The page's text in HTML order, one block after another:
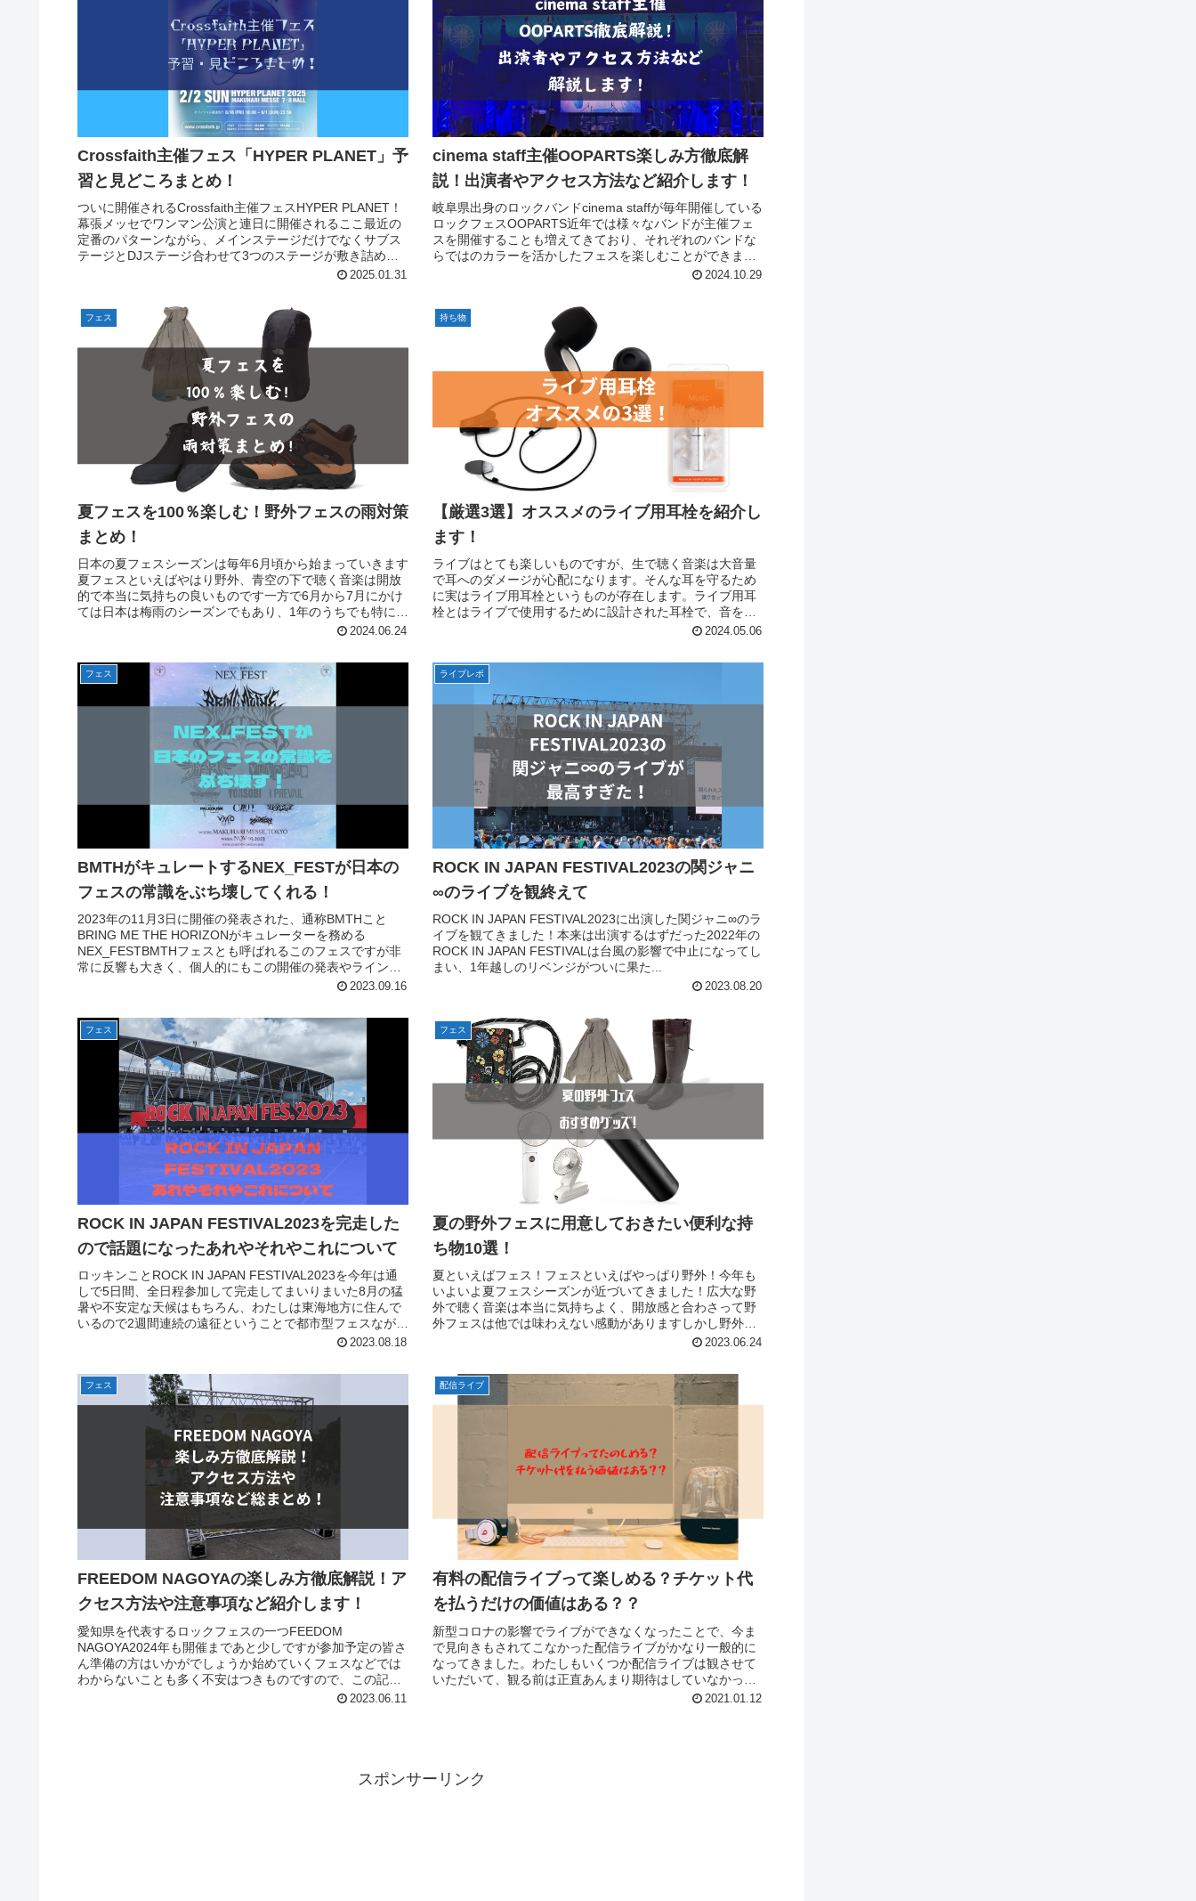
Crossfaith主催フェス「HYPER PLANET」予
習と見どころまとめ！
ついに開催されるCrossfaith主催フェスHYPER PLANET！
幕張メッセでワンマン公演と連日に開催されるここ最近の
定番のパターンながら、メインステージだけでなくサブス
テージとDJステージ合わせて3つのステージが敷き詰めら
2025.01.31
cinema staff主催OOPARTS楽しみ方徹底解
説！出演者やアクセス方法など紹介します！
岐阜県出身のロックバンドcinema staffが毎年開催している
ロックフェスOOPARTS近年では様々なバンドが主催フェ
スを開催することも増えてきており、それぞれのバンドな
らではのカラーを活かしたフェスを楽しむことができます
2024.10.29
フェス
夏フェスを100％楽しむ！野外フェスの雨対策
まとめ！
日本の夏フェスシーズンは毎年6月頃から始まっていきます
夏フェスといえばやはり野外、青空の下で聴く音楽は開放
的で本当に気持ちの良いものです一方で6月から7月にかけ
ては日本は梅雨のシーズンでもあり、1年のうちでも特に雨
2024.06.24
持ち物
【厳選3選】オススメのライブ用耳栓を紹介し
ます！
ライブはとても楽しいものですが、生で聴く音楽は大音量
で耳へのダメージが心配になります。そんな耳を守るため
に実はライブ用耳栓というものが存在します。ライブ用耳
栓とはライブで使用するために設計された耳栓で、音を遮
2024.05.06
フェス
BMTHがキュレートするNEX_FESTが日本の
フェスの常識をぶち壊してくれる！
2023年の11月3日に開催の発表された、通称BMTHこと
BRING ME THE HORIZONがキュレーターを務める
NEX_FESTBMTHフェスとも呼ばれるこのフェスですが非
常に反響も大きく、個人的にもこの開催の発表やラインナ
2023.09.16
ライブレポ
ROCK IN JAPAN FESTIVAL2023の関ジャニ
∞のライブを観終えて
ROCK IN JAPAN FESTIVAL2023に出演した関ジャニ∞のラ
イブを観てきました！本来は出演するはずだった2022年の
ROCK IN JAPAN FESTIVALは台風の影響で中止になってし
まい、1年越しのリベンジがついに果た...
2023.08.20
フェス
ROCK IN JAPAN FESTIVAL2023を完走した
ので話題になったあれやそれやこれについて
ロッキンことROCK IN JAPAN FESTIVAL2023を今年は通
しで5日間、全日程参加して完走してまいりまいた8月の猛
暑や不安定な天候はもちろん、わたしは東海地方に住んで
いるので2週間連続の遠征ということで都市型フェスながら
2023.08.18
フェス
夏の野外フェスに用意しておきたい便利な持
ち物10選！
夏といえばフェス！フェスといえばやっぱり野外！今年も
いよいよ夏フェスシーズンが近づいてきました！広大な野
外で聴く音楽は本当に気持ちよく、開放感と合わさって野
外フェスは他では味わえない感動がありますしかし野外と
2023.06.24
フェス
FREEDOM NAGOYAの楽しみ方徹底解説！ア
クセス方法や注意事項など紹介します！
愛知県を代表するロックフェスの一つFEEDOM
NAGOYA2024年も開催まであと少しですが参加予定の皆さ
ん準備の方はいかがでしょうか始めていくフェスなどでは
わからないことも多く不安はつきものですので、この記事
2023.06.11
配信ライブ
有料の配信ライブって楽しめる？チケット代
を払うだけの価値はある？？
新型コロナの影響でライブができなくなったことで、今ま
で見向きもされてこなかった配信ライブがかなり一般的に
なってきました。わたしもいくつか配信ライブは観させて
いただいて、観る前は正直あんまり期待はしていなかった
2021.01.12
スポンサーリンク